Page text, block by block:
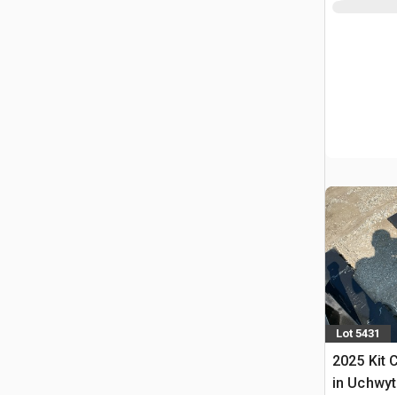
Lot 5431
2025 Kit
in